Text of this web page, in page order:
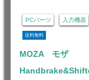
PCパーツ 入力機器
送料無料
MOZA モザ